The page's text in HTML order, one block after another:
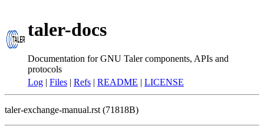
taler-docs
Documentation for GNU Taler components, APIs and
protocols
Log | Files | Refs | README | LICENSE
taler-exchange-manual.rst (71818B)